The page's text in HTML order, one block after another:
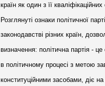
країн як один з її кваліфікаційних
Розглянуті ознаки політичної
законодавстві різних країн,
визначення: політична партія -
в політичному процесі з метою
конституційними засобами, діє на